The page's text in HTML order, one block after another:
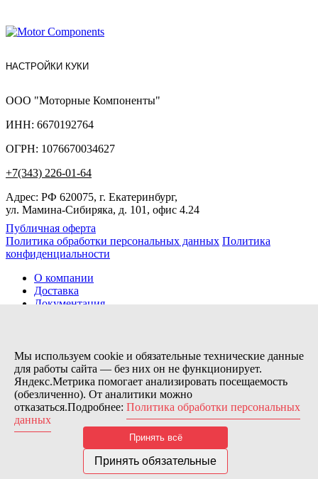
НАСТРОЙКИ КУКИ
ООО "Моторные Компоненты"
ИНН: 6670192764
ОГРН: 1076670034627
+7(343) 226-01-64
Адрес: РФ 620075, г. Екатеринбург,
ул. Мамина-Сибиряка, д. 101, офис 4.24
Публичная оферта
Политика обработки персональных данных Политика
конфиденциальности
О компании
Доставка
Документация
Контакты
Заказов сегодня / Всего
79
11115
Нас можно найти тут:
© 2026 Motor Components. Все права защищены
Дизайн и разработка сайта
Nice’
В связи с возникшими затруднениями с поставками из-за
Мы используем cookie и обязательные технические данные
для работы сайта — без них он не функционирует.
Яндекс.Метрика помогает анализировать посещаемость
(обезличенно). От аналитики можно
отказаться.Подробнее: Политика обработки персональных
данных
Принять всё
Принять обязательные